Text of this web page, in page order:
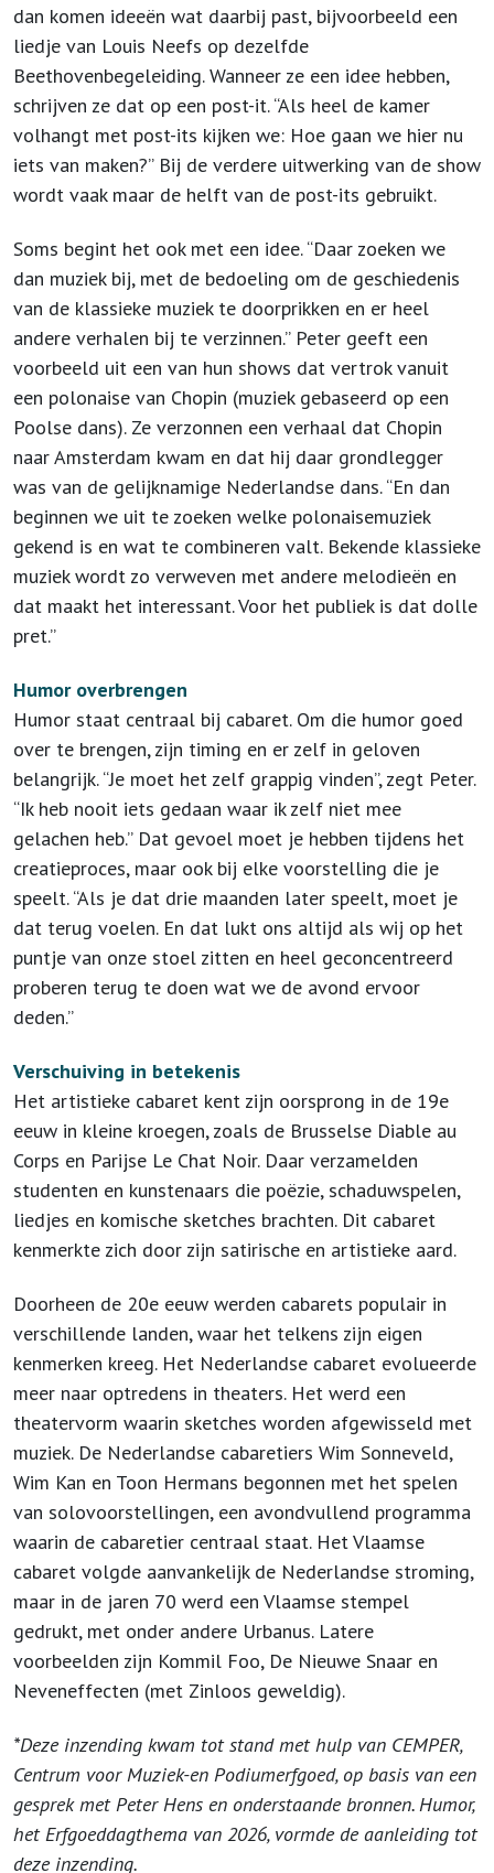
dan komen ideeën wat daarbij past, bijvoorbeeld een
liedje van Louis Neefs op dezelfde
Beethovenbegeleiding. Wanneer ze een idee hebben,
schrijven ze dat op een post-it. “Als heel de kamer
volhangt met post-its kijken we: Hoe gaan we hier nu
iets van maken?” Bij de verdere uitwerking van de show
wordt vaak maar de helft van de post-its gebruikt.
Soms begint het ook met een idee. “Daar zoeken we
dan muziek bij, met de bedoeling om de geschiedenis
van de klassieke muziek te doorprikken en er heel
andere verhalen bij te verzinnen.” Peter geeft een
voorbeeld uit een van hun shows dat vertrok vanuit
een polonaise van Chopin (muziek gebaseerd op een
Poolse dans). Ze verzonnen een verhaal dat Chopin
naar Amsterdam kwam en dat hij daar grondlegger
was van de gelijknamige Nederlandse dans. “En dan
beginnen we uit te zoeken welke polonaisemuziek
gekend is en wat te combineren valt. Bekende klassieke
muziek wordt zo verweven met andere melodieën en
dat maakt het interessant. Voor het publiek is dat dolle
pret.”
Humor overbrengen
Humor staat centraal bij cabaret. Om die humor goed
over te brengen, zijn timing en er zelf in geloven
belangrijk. “Je moet het zelf grappig vinden”, zegt Peter.
“Ik heb nooit iets gedaan waar ik zelf niet mee
gelachen heb.” Dat gevoel moet je hebben tijdens het
creatieproces, maar ook bij elke voorstelling die je
speelt. “Als je dat drie maanden later speelt, moet je
dat terug voelen. En dat lukt ons altijd als wij op het
puntje van onze stoel zitten en heel geconcentreerd
proberen terug te doen wat we de avond ervoor
deden.”
Verschuiving in betekenis
Het artistieke cabaret kent zijn oorsprong in de 19e
eeuw in kleine kroegen, zoals de Brusselse Diable au
Corps en Parijse Le Chat Noir. Daar verzamelden
studenten en kunstenaars die poëzie, schaduwspelen,
liedjes en komische sketches brachten. Dit cabaret
kenmerkte zich door zijn satirische en artistieke aard.
Doorheen de 20e eeuw werden cabarets populair in
verschillende landen, waar het telkens zijn eigen
kenmerken kreeg. Het Nederlandse cabaret evolueerde
meer naar optredens in theaters. Het werd een
theatervorm waarin sketches worden afgewisseld met
muziek. De Nederlandse cabaretiers Wim Sonneveld,
Wim Kan en Toon Hermans begonnen met het spelen
van solovoorstellingen, een avondvullend programma
waarin de cabaretier centraal staat. Het Vlaamse
cabaret volgde aanvankelijk de Nederlandse stroming,
maar in de jaren 70 werd een Vlaamse stempel
gedrukt, met onder andere Urbanus. Latere
voorbeelden zijn Kommil Foo, De Nieuwe Snaar en
Neveneffecten (met Zinloos geweldig).
*Deze inzending kwam tot stand met hulp van CEMPER,
Centrum voor Muziek-en Podiumerfgoed, op basis van een
gesprek met Peter Hens en onderstaande bronnen. Humor,
het Erfgoeddagthema van 2026, vormde de aanleiding tot
deze inzending.